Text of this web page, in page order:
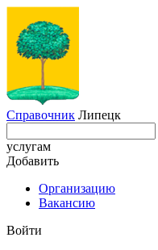
Справочник Липецк
услугам
Добавить
Организацию
Вакансию
Войти